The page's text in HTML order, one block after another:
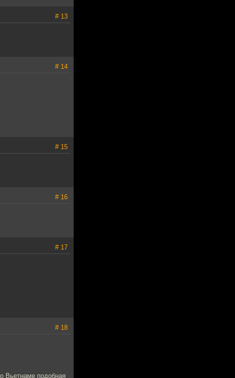
# 13
# 14
# 15
# 16
# 17
# 18
Вьетнаме подобная